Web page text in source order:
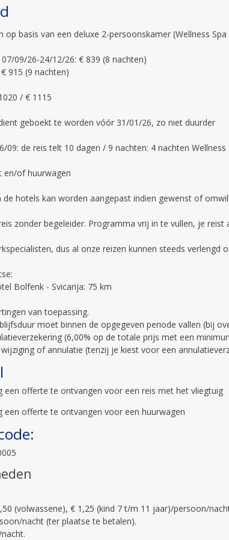
op basis van een deluxe 2-persoonskamer (Wellness
09/26-24/12/26: € 839 (8 nachten)
915 (9 nachten)
/ € 1115
geboekt te worden vóór 31/01/26, zo niet duurder
09: de reis telt 10 dagen / 9 nachten: 4 nachten
en/of huurwagen
de hotels kan worden aangepast indien gewenst of
zonder begeleider. Programma vrij in te vullen, je reist
dus al onze reizen kunnen steeds
Bolfenk - Svicarija: 75 km
van toepassing.
moet binnen de opgegeven periode vallen (bij
(6,00% op de totale prijs met een
of annulatie (tenzij je kiest voor een
een offerte te ontvangen voor een reis met het vliegtuig
een offerte te ontvangen voor een huurwagen
(volwassene), € 1,25 (kind 7 t/m 11 jaar)/persoon/
nacht (ter plaatse te betalen).